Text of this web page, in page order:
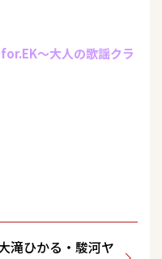
～大人の歌謡クラ
滝ひかる・駿河ヤ